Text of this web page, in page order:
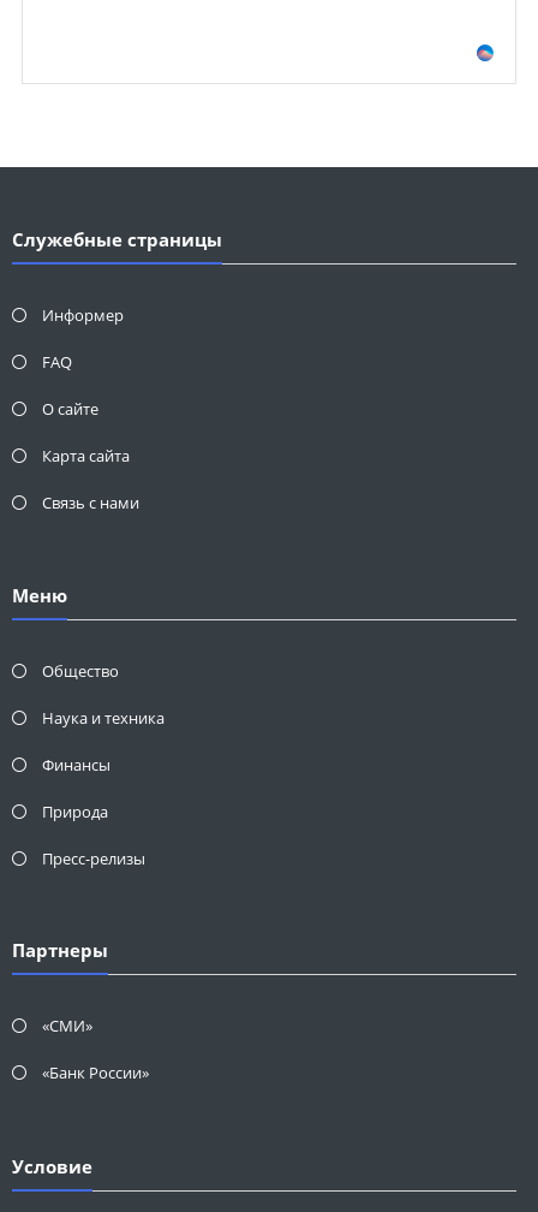
Служебные страницы
Информер
FAQ
О сайте
Карта сайта
Связь с нами
Меню
Общество
Наука и техника
Финансы
Природа
Пресс-релизы
Партнеры
«СМИ»
«Банк России»
Условие